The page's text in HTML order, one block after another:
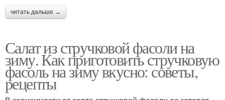
читать дальше →
Салат из стручковой фасоли на
зиму. Как приготовить стручковую
фасоль на зиму вкусно: советы,
рецепты